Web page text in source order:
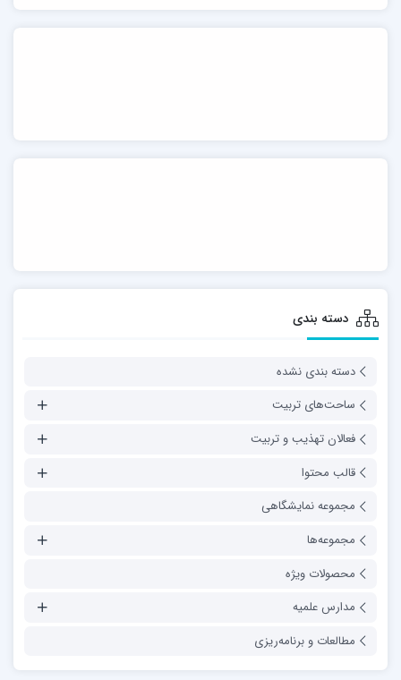
دسته بندی
دسته بندی نشده
ساحت‌های تربیت
فعالان تهذیب و تربیت
قالب محتوا
مجموعه نمایشگاهی
مجموعه‌ها
محصولات ویژه
مدارس علمیه
مطالعات و برنامه‌ریزی